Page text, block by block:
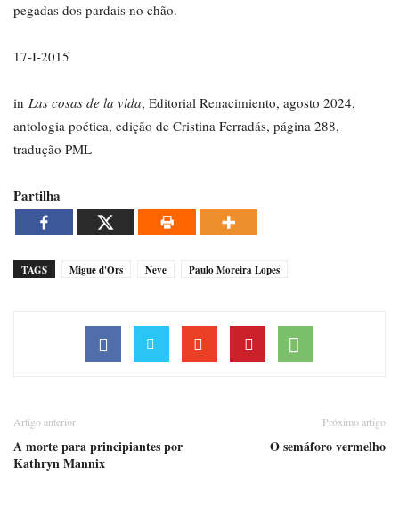
pegadas dos pardais no chão.
17-I-2015
in Las cosas de la vida, Editorial Renacimiento, agosto 2024,
antologia poética, edição de Cristina Ferradás, página 288,
tradução PML
Partilha
TAGS Migue d'Ors Neve Paulo Moreira Lopes
Artigo anterior
A morte para principiantes por
Kathryn Mannix
Próximo artigo
O semáforo vermelho